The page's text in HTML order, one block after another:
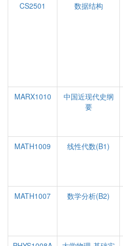
CS2501
数据结构
MARX1010
中国近现代史纲
要
MATH1009
线性代数(B1)
MATH1007
数学分析(B2)